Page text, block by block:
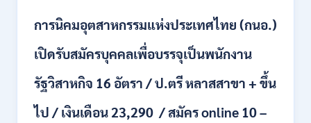
หลาย
/
เดือน
/
การนิคมอุตสาหกรรมแห่งประเทศไทย (กนอ.)
เปิดรับสมัครบุคคลเพื่อบรรจุเป็นพนักงาน
รัฐวิสาหกิจ 16 อัตรา / ป.ตรี หลาสสาขา + ขึ้น
ไป / เงินเดือน 23,290 / สมัคร online 10 –